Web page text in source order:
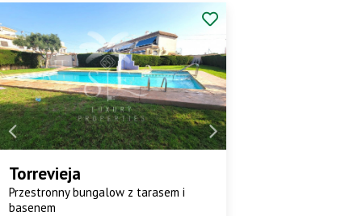
Torrevieja
Przestronny bungalow z tarasem i
basenem